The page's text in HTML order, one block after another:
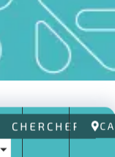
CHERCHER